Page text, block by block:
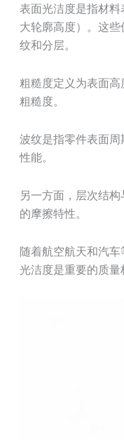
表面光洁度是指材
大轮廓高度）。这
纹和分层。
粗糙度定义为表面
粗糙度。
波纹是指零件表面
性能。
另一方面，层次结
的摩擦特性。
随着航空航天和汽
光洁度是重要的质量